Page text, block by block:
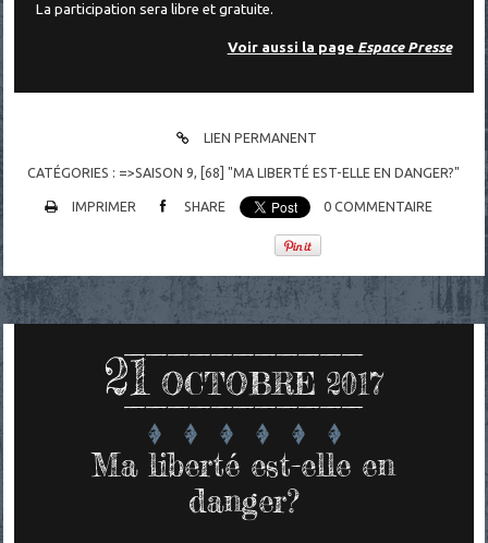
La participation sera libre et gratuite.
Voir aussi la page Espace Presse
LIEN PERMANENT
CATÉGORIES : =>SAISON 9, [68] "MA LIBERTÉ EST-ELLE EN DANGER?"
IMPRIMER SHARE 0 COMMENTAIRE
21 OCTOBRE 2017
Ma liberté est-elle en
danger?